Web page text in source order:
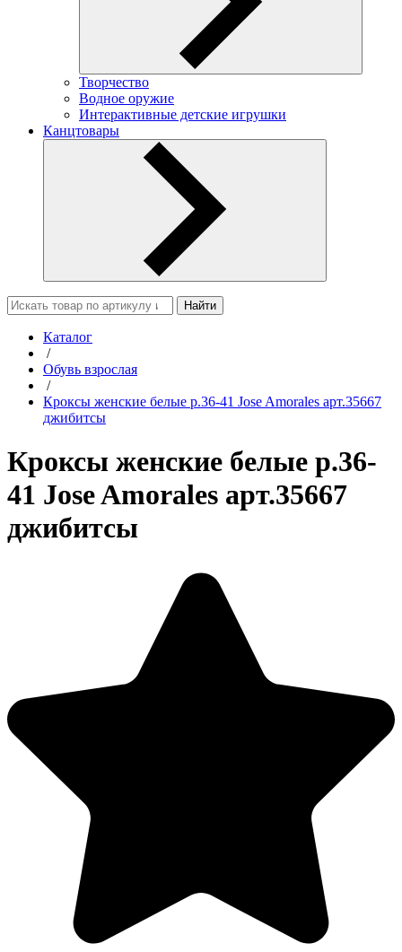
Творчество
Водное оружие
Интерактивные детские игрушки
Канцтовары
Найти
Каталог
/
Обувь взрослая
/
Кроксы женские белые р.36-41 Jose Amorales арт.35667
джибитсы
Кроксы женские белые р.36-
41 Jose Amorales арт.35667
джибитсы